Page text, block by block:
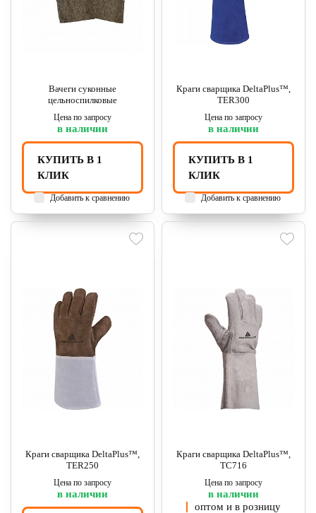
Вачеги суконные
цельноспилковые
Цена по запросу
в наличии
КУПИТЬ В 1
КЛИК
Добавить к сравнению
Краги сварщика DeltaPlus™,
TER300
Цена по запросу
в наличии
КУПИТЬ В 1
КЛИК
Добавить к сравнению
Краги сварщика DeltaPlus™,
TER250
Цена по запросу
в наличии
Краги сварщика DeltaPlus™,
TC716
Цена по запросу
в наличии
оптом и в розницу